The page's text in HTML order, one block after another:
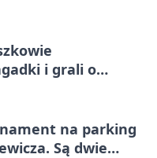
i grali o
na parking
Są dwie